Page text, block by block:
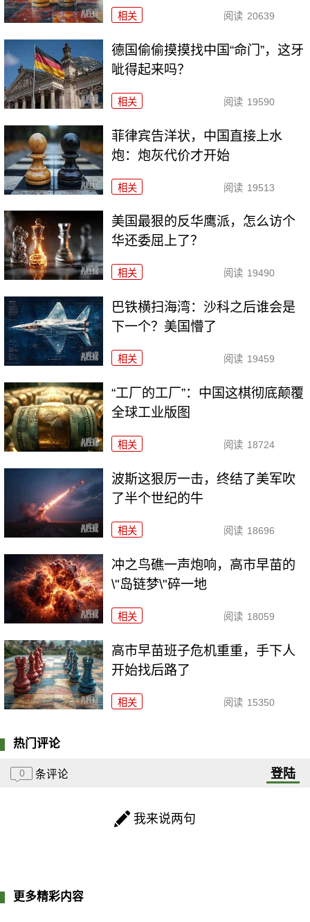
相关 阅读 20639
德国偷偷摸摸找中国“命门”，这牙
呲得起来吗？
相关 阅读 19590
菲律宾告洋状，中国直接上水
炮：炮灰代价才开始
相关 阅读 19513
美国最狠的反华鹰派，怎么访个
华还委屈上了？
相关 阅读 19490
巴铁横扫海湾：沙科之后谁会是
下一个？美国懵了
相关 阅读 19459
“工厂的工厂”：中国这棋彻底颠覆
全球工业版图
相关 阅读 18724
波斯这狠厉一击，终结了美军吹
了半个世纪的牛
相关 阅读 18696
冲之鸟礁一声炮响，高市早苗的
\"岛链梦\"碎一地
相关 阅读 18059
高市早苗班子危机重重，手下人
开始找后路了
相关 阅读 15350
热门评论
0 条评论 登陆
我来说两句
更多精彩内容